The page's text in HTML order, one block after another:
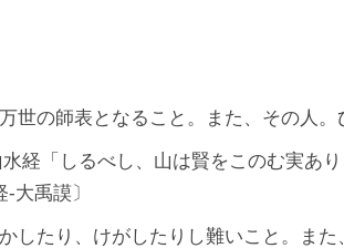
の師表となること。また、その人。
経「しるべし、山は賢をこのむ実あ
大禹謨〕
たり、けがしたりし難いこと。また